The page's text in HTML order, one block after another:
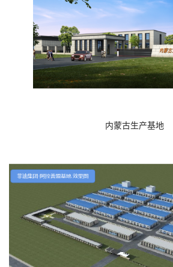
内蒙古生产基地